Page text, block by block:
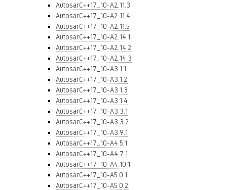
AutosarC++17_10-A2.11.3
AutosarC++17_10-A2.11.4
AutosarC++17_10-A2.11.5
AutosarC++17_10-A2.14.1
AutosarC++17_10-A2.14.2
AutosarC++17_10-A2.14.3
AutosarC++17_10-A3.1.1
AutosarC++17_10-A3.1.2
AutosarC++17_10-A3.1.3
AutosarC++17_10-A3.1.4
AutosarC++17_10-A3.3.1
AutosarC++17_10-A3.3.2
AutosarC++17_10-A3.9.1
AutosarC++17_10-A4.5.1
AutosarC++17_10-A4.7.1
AutosarC++17_10-A4.10.1
AutosarC++17_10-A5.0.1
AutosarC++17_10-A5.0.2